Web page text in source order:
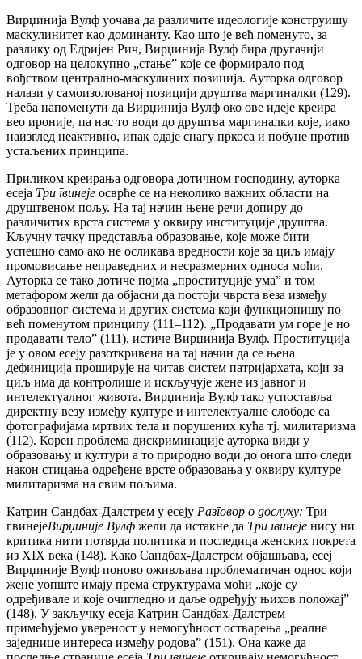
Вирџинија Вулф уочава да различите идеологије конструишу
маскулинитет као доминанту. Као што је већ поменуто, за
разлику од Едријен Рич, Вирџинија Вулф бира другачији
одговор на целокупно „стање” које се формирало под
вођством централно-маскулиних позиција. Ауторка одговор
налази у самоизолованој позицији друштва маргиналки (129).
Треба напоменути да Вирџинија Вулф око ове идеје креира
вео ироније, па нас то води до друштва маргиналки које, иако
наизглед неактивно, ипак одаје снагу пркоса и побуне против
устаљених принципа.
Приликом креирања одговора дотичном господину, ауторка
есеја Три гвинеје осврће се на неколико важних области на
друштвеном пољу. На тај начин њене речи допиру до
различитих врста система у оквиру институције друштва.
Кључну тачку представља образовање, које може бити
успешно само ако не осликава вредности које за циљ имају
промовисање неправедних и несразмерних односа моћи.
Ауторка се тако дотиче појма „проституције ума” и том
метафором жели да објасни да постоји чврста веза између
образовног система и других система који функционишу по
већ поменутом принципу (111–112). „Продавати ум горе је но
продавати тело” (111), истиче Вирџинија Вулф. Проституција
је у овом есеју разоткривена на тај начин да се њена
дефиниција проширује на читав систем патријархата, који за
циљ има да контролише и искључује жене из јавног и
интелектуалног живота. Вирџинија Вулф тако успоставља
директну везу између културе и интелектуалне слободе са
фотографијама мртвих тела и порушених кућа тј. милитаризма
(112). Корен проблема дискриминације ауторка види у
образовању и култури а то природно води до онога што следи
након стицања одређене врсте образовања у оквиру културе –
милитаризма на свим пољима.
Катрин Сандбах-Далстрем у есеју Разговор о дослуху: Три
гвинејеВирџиније Вулф жели да истакне да Три гвинеје нису ни
критика нити потврда политика и последица женских покрета
из XIX века (148). Како Сандбах-Далстрем објашњава, есеј
Вирџиније Вулф поново оживљава проблематичан однос који
жене уопште имају према структурама моћи „које су
одређивале и које очигледно и даље одређују њихов положај”
(148). У закључку есеја Катрин Сандбах-Далстрем
примећујемо увереност у немогућност остварења „реалне
заједнице интереса између родова” (151). Она каже да